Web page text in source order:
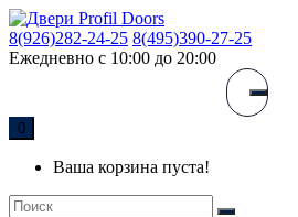
8(926)282-24-25 8(495)390-27-25
Ежедневно с 10:00 до 20:00
0
Ваша корзина пуста!